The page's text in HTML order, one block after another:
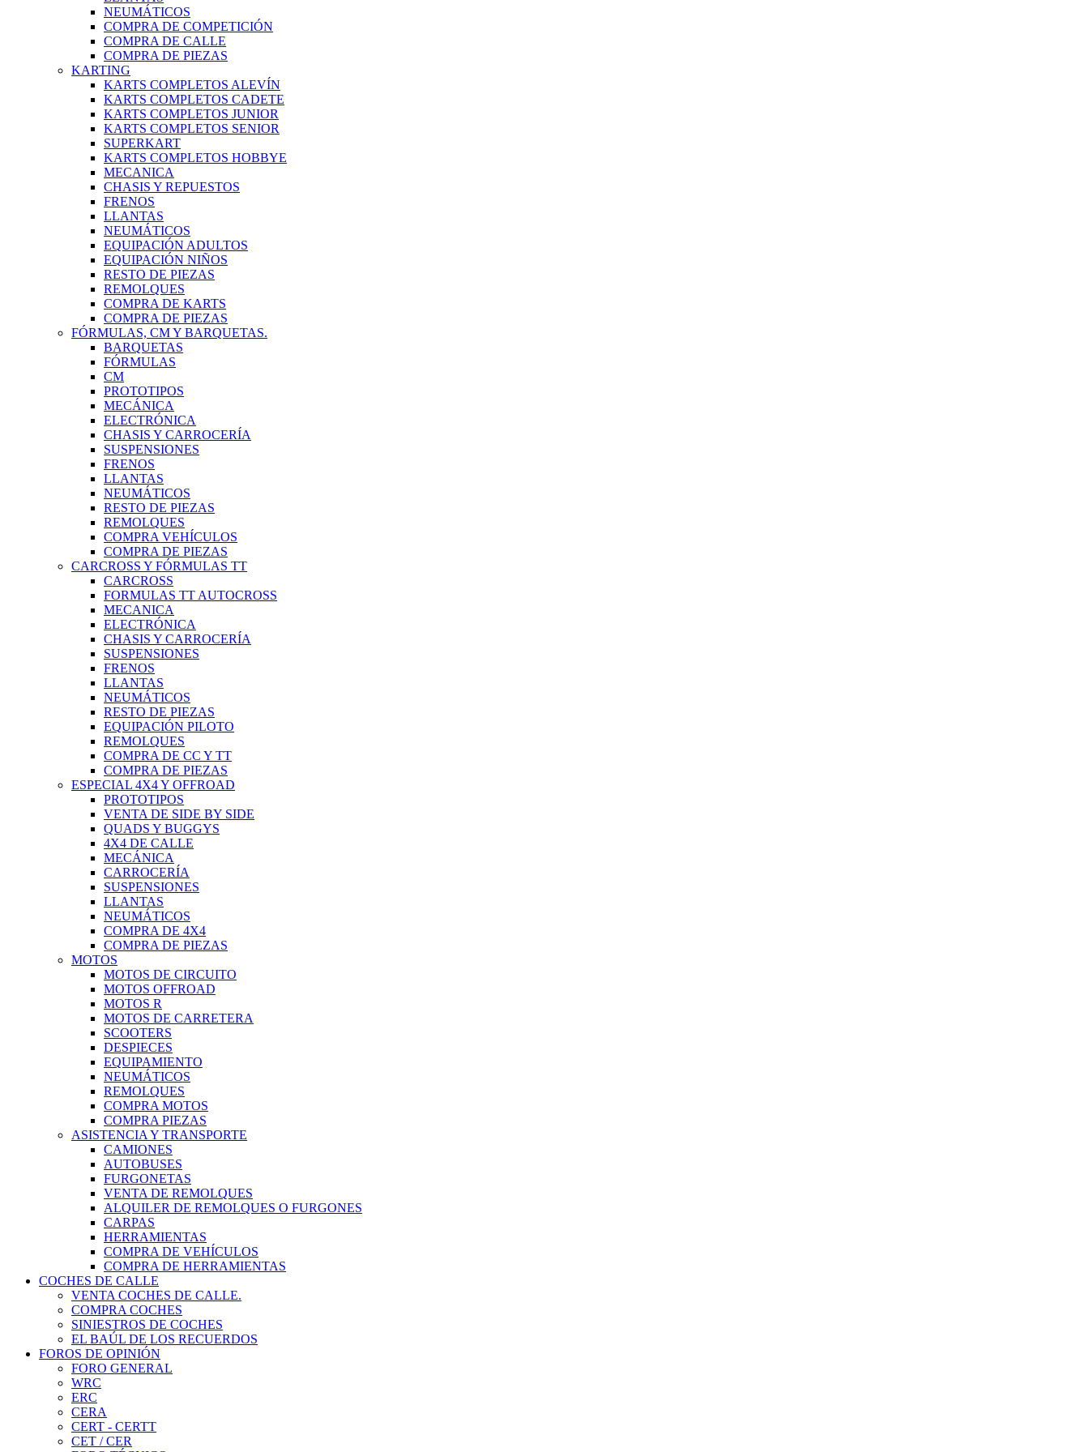
NEUMÁTICOS
COMPRA DE COMPETICIÓN
COMPRA DE CALLE
COMPRA DE PIEZAS
KARTING
KARTS COMPLETOS ALEVÍN
KARTS COMPLETOS CADETE
KARTS COMPLETOS JUNIOR
KARTS COMPLETOS SENIOR
SUPERKART
KARTS COMPLETOS HOBBYE
MECANICA
CHASIS Y REPUESTOS
FRENOS
LLANTAS
NEUMÁTICOS
EQUIPACIÓN ADULTOS
EQUIPACIÓN NIÑOS
RESTO DE PIEZAS
REMOLQUES
COMPRA DE KARTS
COMPRA DE PIEZAS
FÓRMULAS, CM Y BARQUETAS.
BARQUETAS
FÓRMULAS
CM
PROTOTIPOS
MECÁNICA
ELECTRÓNICA
CHASIS Y CARROCERÍA
SUSPENSIONES
FRENOS
LLANTAS
NEUMÁTICOS
RESTO DE PIEZAS
REMOLQUES
COMPRA VEHÍCULOS
COMPRA DE PIEZAS
CARCROSS Y FÓRMULAS TT
CARCROSS
FORMULAS TT AUTOCROSS
MECANICA
ELECTRÓNICA
CHASIS Y CARROCERÍA
SUSPENSIONES
FRENOS
LLANTAS
NEUMÁTICOS
RESTO DE PIEZAS
EQUIPACIÓN PILOTO
REMOLQUES
COMPRA DE CC Y TT
COMPRA DE PIEZAS
ESPECIAL 4X4 Y OFFROAD
PROTOTIPOS
VENTA DE SIDE BY SIDE
QUADS Y BUGGYS
4X4 DE CALLE
MECÁNICA
CARROCERÍA
SUSPENSIONES
LLANTAS
NEUMÁTICOS
COMPRA DE 4X4
COMPRA DE PIEZAS
MOTOS
MOTOS DE CIRCUITO
MOTOS OFFROAD
MOTOS R
MOTOS DE CARRETERA
SCOOTERS
DESPIECES
EQUIPAMIENTO
NEUMÁTICOS
REMOLQUES
COMPRA MOTOS
COMPRA PIEZAS
ASISTENCIA Y TRANSPORTE
CAMIONES
AUTOBUSES
FURGONETAS
VENTA DE REMOLQUES
ALQUILER DE REMOLQUES O FURGONES
CARPAS
HERRAMIENTAS
COMPRA DE VEHÍCULOS
COMPRA DE HERRAMIENTAS
COCHES DE CALLE
VENTA COCHES DE CALLE.
COMPRA COCHES
SINIESTROS DE COCHES
EL BAÚL DE LOS RECUERDOS
FOROS DE OPINIÓN
FORO GENERAL
WRC
ERC
CERA
CERT - CERTT
CET / CER